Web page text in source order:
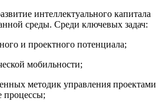
интеллектуального капитала
среды. Среди ключевых задач:
и проектного потенциала;
мобильности;
методик управления проектами
процессы;